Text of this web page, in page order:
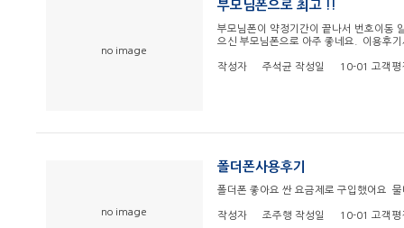
no image
부모님폰으로 최고 !!
부모님폰이 약정기간이 끝나서 번호이동
으신 부모님폰으로 아주 좋네요. 이용후
작성자 주석균 작성일 10-01 고객평
no image
폴더폰사용후기
폴더폰 좋아요 싼 요금제로 구입했어요
작성자 조주행 작성일 10-01 고객평